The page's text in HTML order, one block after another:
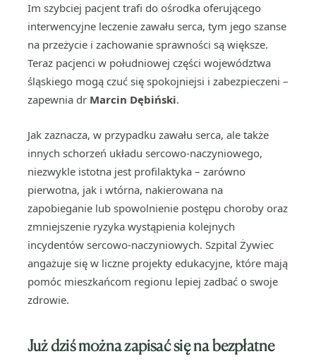
Im szybciej pacjent trafi do ośrodka oferującego
interwencyjne leczenie zawału serca, tym jego szanse
na przeżycie i zachowanie sprawności są większe.
Teraz pacjenci w południowej części województwa
śląskiego mogą czuć się spokojniejsi i zabezpieczeni –
zapewnia dr Marcin Dębiński.
Jak zaznacza, w przypadku zawału serca, ale także
innych schorzeń układu sercowo-naczyniowego,
niezwykle istotna jest profilaktyka – zarówno
pierwotna, jak i wtórna, nakierowana na
zapobieganie lub spowolnienie postępu choroby oraz
zmniejszenie ryzyka wystąpienia kolejnych
incydentów sercowo-naczyniowych. Szpital Żywiec
angażuje się w liczne projekty edukacyjne, które mają
pomóc mieszkańcom regionu lepiej zadbać o swoje
zdrowie.
Już dziś można zapisać się na bezpłatne